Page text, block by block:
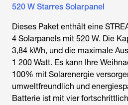
520 W Starres Solarpanel
Dieses Paket enthält eine
4 Solarpanels mit 520 W. Die
3,84 kWh, und die maximale
1 200 Watt. Es kann Ihre
100% mit Solarenergie
umweltfreundlich und
Batterie ist mit vier